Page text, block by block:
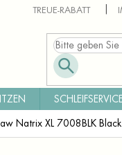
TREUE-RABATT
SCHLEIFSERVICE
Natrix XL 7008BLK Black